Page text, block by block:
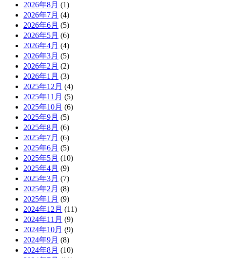
2026年8月 (1)
2026年7月 (4)
2026年6月 (5)
2026年5月 (6)
2026年4月 (4)
2026年3月 (5)
2026年2月 (2)
2026年1月 (3)
2025年12月 (4)
2025年11月 (5)
2025年10月 (6)
2025年9月 (5)
2025年8月 (6)
2025年7月 (6)
2025年6月 (5)
2025年5月 (10)
2025年4月 (9)
2025年3月 (7)
2025年2月 (8)
2025年1月 (9)
2024年12月 (11)
2024年11月 (9)
2024年10月 (9)
2024年9月 (8)
2024年8月 (10)